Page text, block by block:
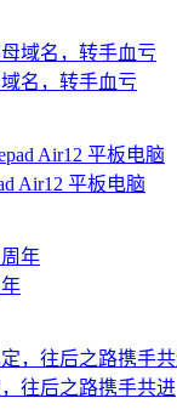
名，转手血亏
Air12 平板电脑
往后之路携手共进